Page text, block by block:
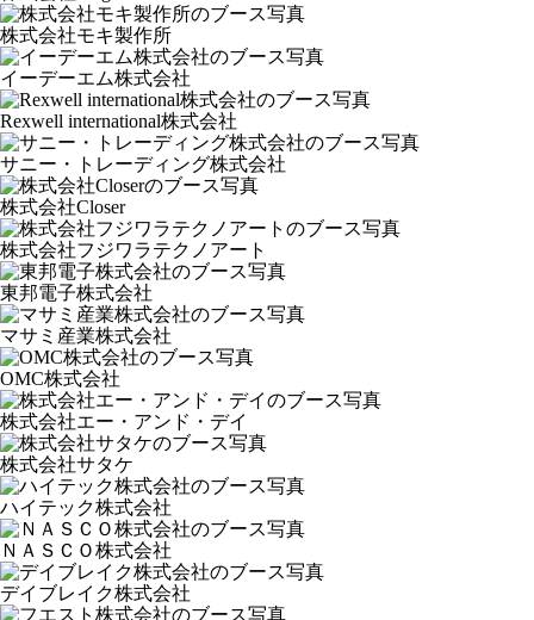
株式会社モキ製作所
イーデーエム株式会社
Rexwell international株式会社
サニー・トレーディング株式会社
株式会社Closer
株式会社フジワラテクノアート
東邦電子株式会社
マサミ産業株式会社
OMC株式会社
株式会社エー・アンド・デイ
株式会社サタケ
ハイテック株式会社
ＮＡＳＣＯ株式会社
デイブレイク株式会社